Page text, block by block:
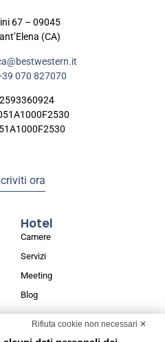
Hotel
Camere
Servizi
Meeting
Blog
67 – 09045
(CA)
070 827070
ora
Rifiuta cookie non necessari ✕